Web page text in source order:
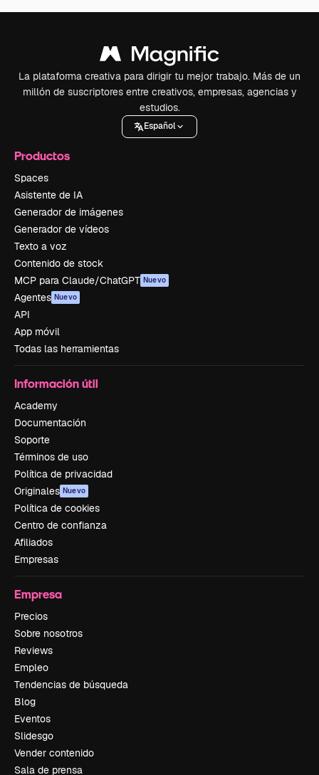
La plataforma creativa para dirigir tu mejor trabajo. Más de un
millón de suscriptores entre creativos, empresas, agencias y
estudios.
Español
Productos
Spaces
Asistente de IA
Generador de imágenes
Generador de vídeos
Texto a voz
Contenido de stock
MCP para Claude/ChatGPT Nuevo
Agentes Nuevo
API
App móvil
Todas las herramientas
Información útil
Academy
Documentación
Soporte
Términos de uso
Política de privacidad
Originales Nuevo
Política de cookies
Centro de confianza
Afiliados
Empresas
Empresa
Precios
Sobre nosotros
Reviews
Empleo
Tendencias de búsqueda
Blog
Eventos
Slidesgo
Vender contenido
Sala de prensa